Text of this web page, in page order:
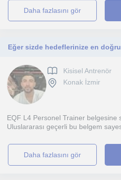
daha fazlasını gör
Kisisel Antrenör
Konak İzmir
EQF L4 Personel Trainer belgesine
Uluslararası geçerli bu belgem
daha fazlasını gör